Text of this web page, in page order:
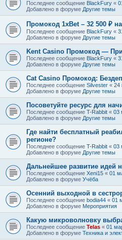
Последнее сообщение BlackFury «
Добавлено в форуме Другие темы
Промокод 1xBet – 32 500 ₽
Последнее сообщение BlackFury «
Добавлено в форуме Другие темы
Kent Casino Промокод —
Последнее сообщение BlackFury «
Добавлено в форуме Другие темы
Cat Casino Промокод:
Последнее сообщение Silvester « 24
Добавлено в форуме Другие темы
Посоветуйте ресурс для
Последнее сообщение T-Rabbit « 03
Добавлено в форуме Другие темы
Где найти бесплатный
регионе?
Последнее сообщение T-Rabbit « 03
Добавлено в форуме Другие темы
Дальнейшее развитие идей
Последнее сообщение Xeni15 « 01
Добавлено в форуме Учёба
Осенний выходной в
Последнее сообщение bodia44 « 01
Добавлено в форуме Мероприятия
Какую микроволновку
Последнее сообщение Telas « 01
Добавлено в форуме Техника и